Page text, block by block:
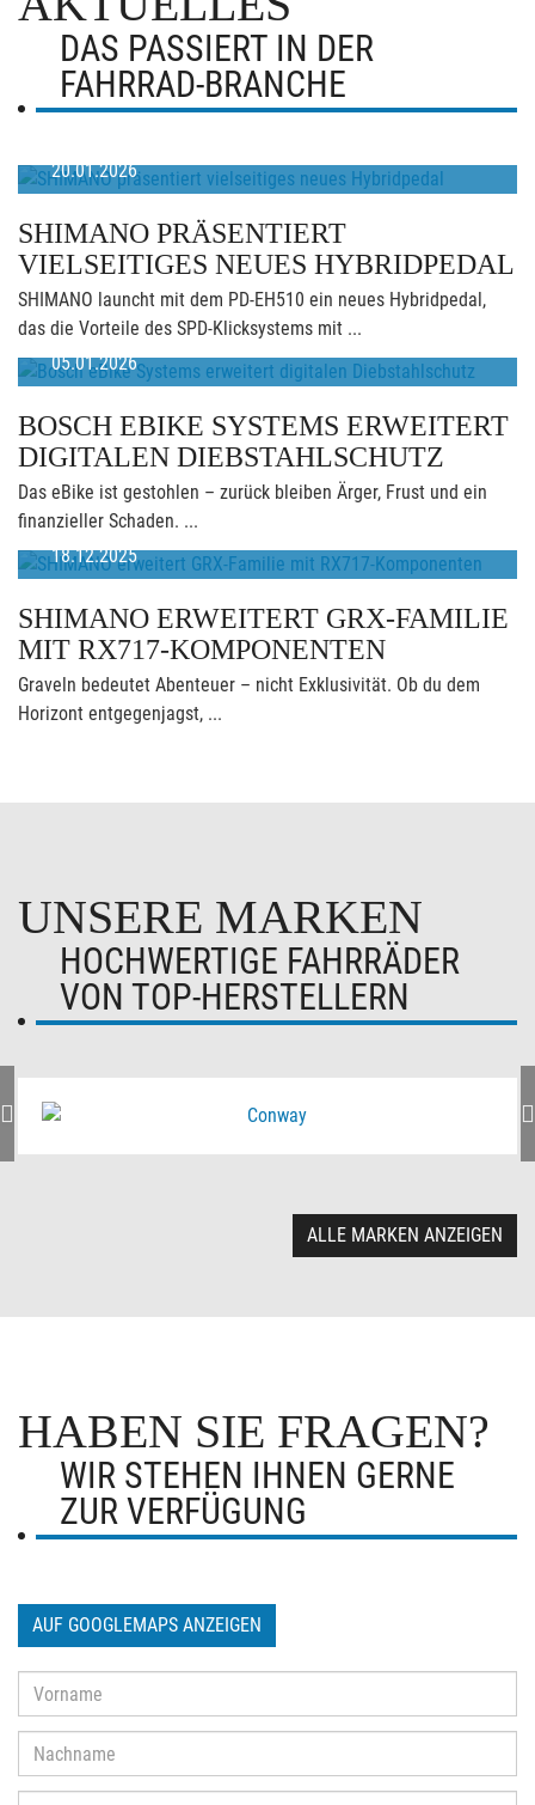
DAS PASSIERT IN DER
FAHRRAD-BRANCHE
20.01.2026
SHIMANO PRÄSENTIERT
VIELSEITIGES NEUES HYBRIDPEDAL
SHIMANO launcht mit dem PD-EH510 ein neues Hybridpedal,
das die Vorteile des SPD-Klicksystems mit ...
05.01.2026
BOSCH EBIKE SYSTEMS ERWEITERT
DIGITALEN DIEBSTAHLSCHUTZ
Das eBike ist gestohlen – zurück bleiben Ärger, Frust und ein
finanzieller Schaden. ...
18.12.2025
SHIMANO ERWEITERT GRX-FAMILIE
MIT RX717-KOMPONENTEN
Graveln bedeutet Abenteuer – nicht Exklusivität. Ob du dem
Horizont entgegenjagst, ...
UNSERE MARKEN
HOCHWERTIGE FAHRRÄDER
VON TOP-HERSTELLERN
ALLE MARKEN ANZEIGEN
HABEN SIE FRAGEN?
WIR STEHEN IHNEN GERNE
ZUR VERFÜGUNG
AUF GOOGLEMAPS ANZEIGEN